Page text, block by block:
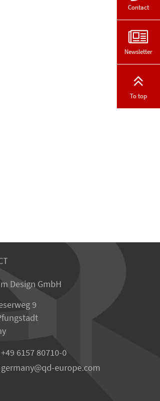
Design GmbH
9
+49 6157 80710-0
germany qd-europe.com
Contact
Newsletter
To top